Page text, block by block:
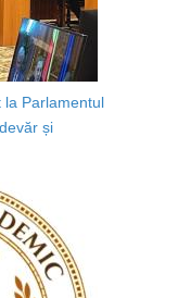
la Parlamentul
și